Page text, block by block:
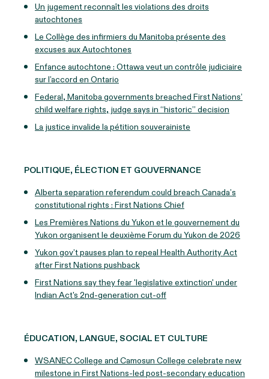
Un jugement reconnaît les violations des droits
autochtones
Le Collège des infirmiers du Manitoba présente des
excuses aux Autochtones
Enfance autochtone : Ottawa veut un contrôle judiciaire
sur l’accord en Ontario
Federal, Manitoba governments breached First Nations’
child welfare rights, judge says in “historic” decision
La justice invalide la pétition souverainiste
POLITIQUE, ÉLECTION ET GOUVERNANCE
Alberta separation referendum could breach Canada’s
constitutional rights : First Nations Chief
Les Premières Nations du Yukon et le gouvernement du
Yukon organisent le deuxième Forum du Yukon de 2026
Yukon gov’t pauses plan to repeal Health Authority Act
after First Nations pushback
First Nations say they fear 'legislative extinction' under
Indian Act's 2nd-generation cut-off
ÉDUCATION, LANGUE, SOCIAL ET CULTURE
WSANEC College and Camosun College celebrate new
milestone in First Nations-led post-secondary education